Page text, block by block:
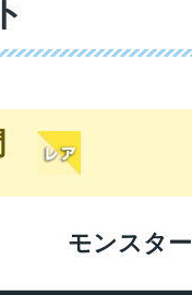
モンスター